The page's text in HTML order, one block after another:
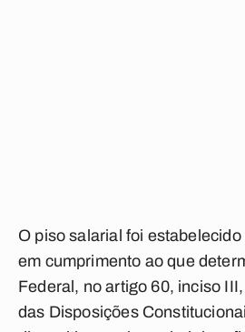
O piso salarial foi estabelecido
em cumprimento ao que
Federal, no artigo 60, inciso III,
das Disposições